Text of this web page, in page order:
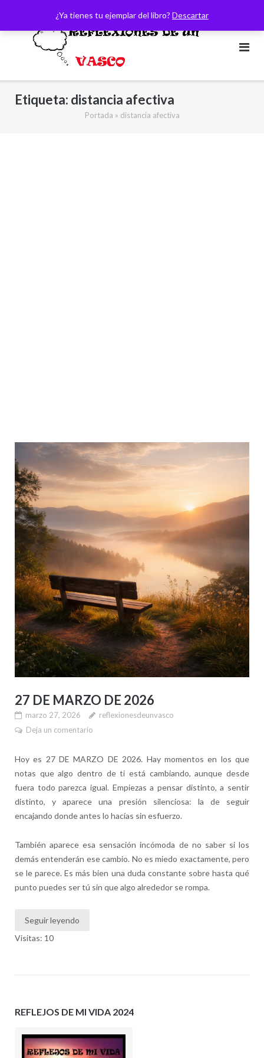
¿Ya tienes tu ejemplar del libro? Descartar
contenido
Etiqueta: distancia afectiva
Portada » distancia afectiva
27 DE MARZO DE 2026
marzo 27, 2026
reflexionesdeunvasco
Deja un comentario
Hoy es 27 DE MARZO DE 2026. Hay momentos en los que
notas que algo dentro de ti está cambiando, aunque desde
fuera todo parezca igual. Empiezas a pensar distinto, a sentir
distinto, y aparece una presión silenciosa: la de seguir
encajando donde antes lo hacías sin esfuerzo.
También aparece esa sensación incómoda de no saber si los
demás entenderán ese cambio. No es miedo exactamente, pero
se le parece. Es más bien una duda constante sobre hasta qué
punto puedes ser tú sin que algo alrededor se rompa.
Seguir leyendo
Visitas: 10
REFLEJOS DE MI VIDA 2024